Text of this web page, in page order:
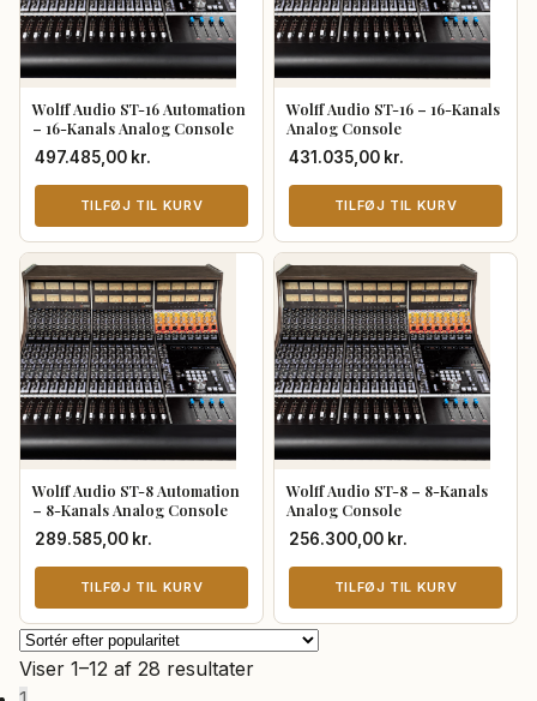
Wolff Audio ST-16 Automation
– 16-Kanals Analog Console
497.485,00 kr.
TILFØJ TIL KURV
Wolff Audio ST-16 – 16-Kanals
Analog Console
431.035,00 kr.
TILFØJ TIL KURV
Wolff Audio ST-8 Automation
– 8-Kanals Analog Console
289.585,00 kr.
TILFØJ TIL KURV
Wolff Audio ST-8 – 8-Kanals
Analog Console
256.300,00 kr.
TILFØJ TIL KURV
Viser 1–12 af 28 resultaterSorteret